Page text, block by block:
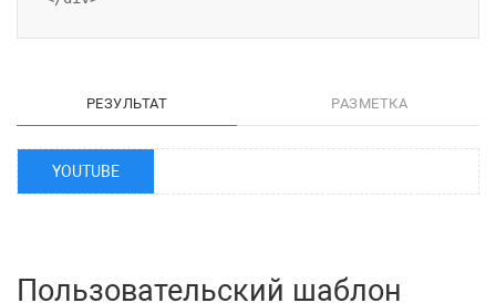
РЕЗУЛЬТАТ РАЗМЕТКА
YOUTUBE
Пользовательский шаблон